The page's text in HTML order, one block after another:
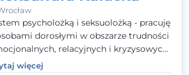
psycholożką i seksuolożką - pracuję
dorosłymi w obszarze trudności
relacyjnych i kryzysowych,
z osobami po doświadczeniach
więcej